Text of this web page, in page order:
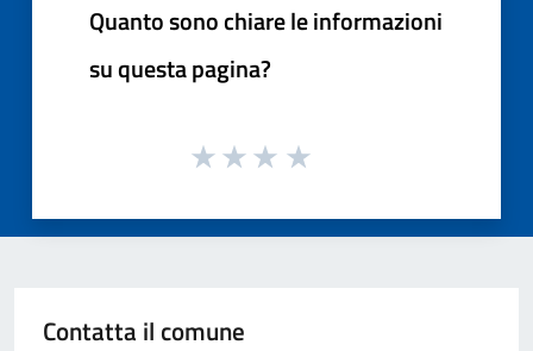
Quanto sono chiare le informazioni
su questa pagina?
Contatta il comune